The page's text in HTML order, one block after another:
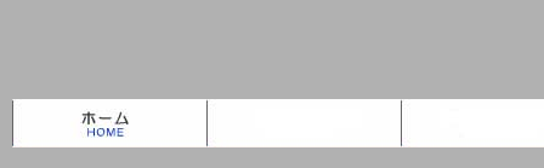
不安定な状況もあります。会員様に
は、ご不便をお掛けしますが宜しく